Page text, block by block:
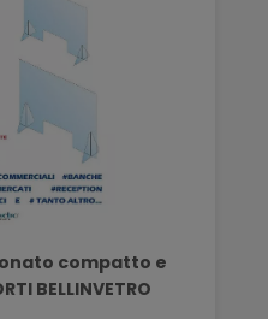
compatto e
BELLINVETRO